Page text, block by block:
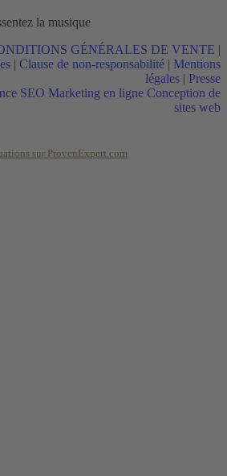
la musique
GÉNÉRALES DE VENTE |
| Clause de non-responsabilité | Mentions
légales | Presse
SEO Marketing en ligne Conception de
sites web
sur ProvenExpert.com